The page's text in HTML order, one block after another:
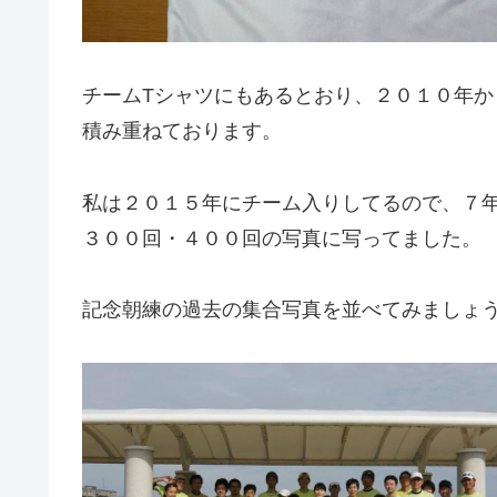
チームTシャツにもあるとおり、２０１０年
積み重ねております。
私は２０１５年にチーム入りしてるので、７
３００回・４００回の写真に写ってました。
記念朝練の過去の集合写真を並べてみましょ